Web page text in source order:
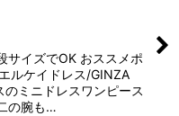
サイズでOK おススメポ
ルケイドレス/GINZA
ミニドレスワンピース
の腕も…